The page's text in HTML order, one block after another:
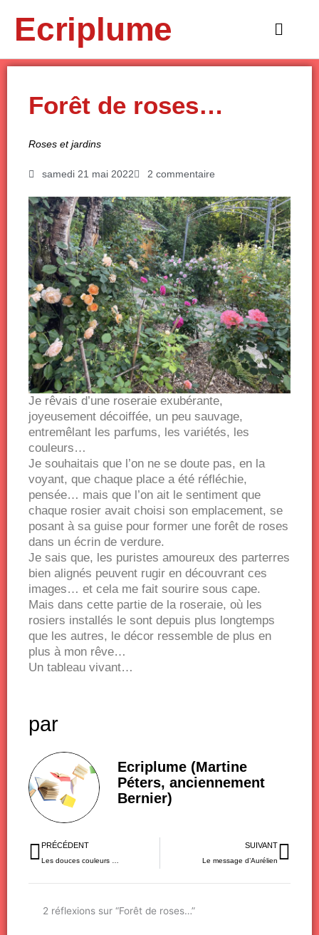
contenuEcriplume
Main
Forêt de roses…
Roses et jardins
samedi 21 mai 2022 2 commentaire
Je rêvais d’une roseraie exubérante,
joyeusement décoiffée, un peu sauvage,
entremêlant les parfums, les variétés, les
couleurs…
Je souhaitais que l’on ne se doute pas, en la
voyant, que chaque place a été réfléchie,
pensée… mais que l’on ait le sentiment que
chaque rosier avait choisi son emplacement, se
posant à sa guise pour former une forêt de roses
dans un écrin de verdure.
Je sais que, les puristes amoureux des parterres
bien alignés peuvent rugir en découvrant ces
images… et cela me fait sourire sous cape.
Mais dans cette partie de la roseraie, où les
rosiers installés le sont depuis plus longtemps
que les autres, le décor ressemble de plus en
plus à mon rêve…
Un tableau vivant…
par
Ecriplume (Martine
Péters, anciennement
Bernier)
Précédent
PRÉCÉDENT
Les douces couleurs …
SUIVANT
Le message d’Aurélien
2 réflexions sur “Forêt de roses…”